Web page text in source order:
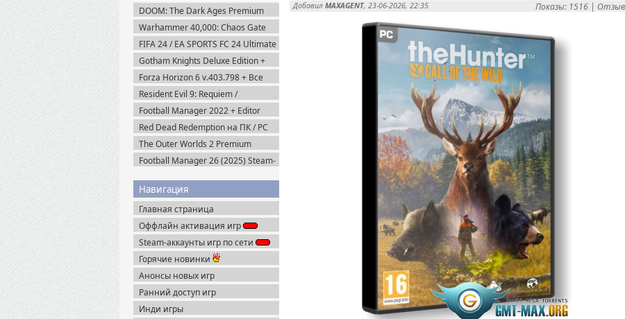
DOOM: The Dark Ages Premium
Edition + Все DLC (2025) Пиратка
Warhammer 40,000: Chaos Gate
Daemonhunters (2022) Steam-Rip
FIFA 24 / EA SPORTS FC 24 Ultimate
Edition (2023) EA-Rip
Gotham Knights Deluxe Edition +
Все DLC (2022) Пиратка
Forza Horizon 6 v.403.798 + Все
DLC (2026) Пиратка
Resident Evil 9: Requiem /
BIOHAZARD Реквием (2026)
Пиратка
Football Manager 2022 + Editor
(2021) Steam-Rip
Red Dead Redemption на ПК / PC
(2024) Пиратка
The Outer Worlds 2 Premium
Edition v.1.2.0.1 (2025) Пиратка
Football Manager 26 (2025) Steam-
Навигация
Главная страница
Оффлайн активация игр
Steam-аккаунты игр по сети
Горячие новинки
Анонсы новых игр
Ранний доступ игр
Инди игры
Показы: 1516 |
Добавил MAXAGENT, 23-06-2026, 22:35